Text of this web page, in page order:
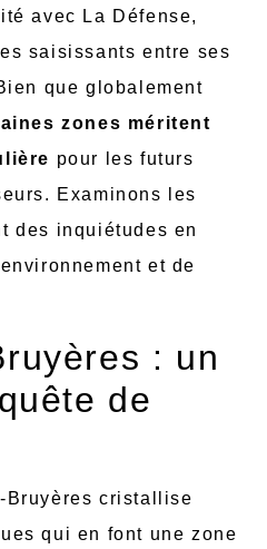
avec La Défense,
saisissants entre ses
que globalement
zones méritent
pour les futurs
Examinons les
des inquiétudes en
et de
: un
de
Bruyères cristallise
qui en font une zone